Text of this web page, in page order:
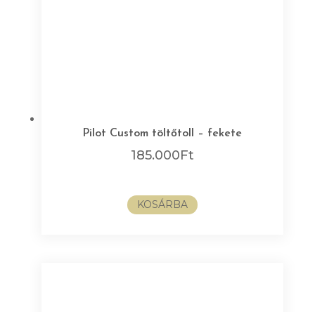
Pilot Custom töltőtoll – fekete
185.000Ft
KOSÁRBA